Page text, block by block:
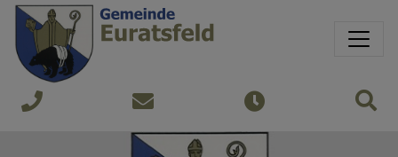
Sprungmarken
Springe direkt zu:
gemeinde@euratsfeld.gv.at
Öffnungszeiten